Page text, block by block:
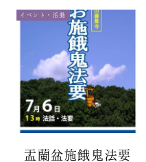
イベント・活動
盂蘭盆施餓鬼法要